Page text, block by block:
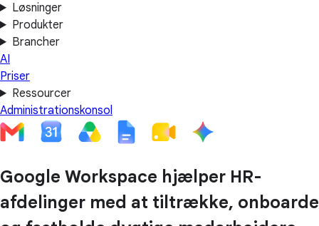
Løsninger
Produkter
Brancher
AI
Priser
Ressourcer
Administrationskonsol
Google Workspace hjælper HR-
afdelinger med at tiltrække, onboarde